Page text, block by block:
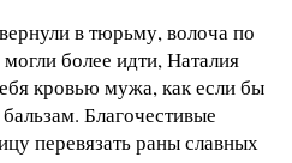
в тюрьму, волоча по
более идти, Наталия
кровью мужа, как если бы
Благочестивые
перевязать раны славных